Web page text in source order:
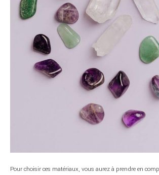
Pour choisir ces matériaux, vous aurez à prendre en